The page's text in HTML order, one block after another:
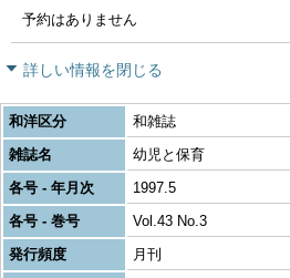
予約はありません
詳しい情報を閉じる
和洋区分
和雑誌
雑誌名
幼児と保育
各号 - 年月次
1997.5
各号 - 巻号
Vol.43 No.3
発行頻度
月刊